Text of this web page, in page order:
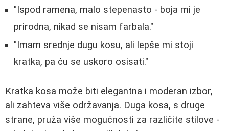
"Ispod ramena, malo stepenasto - boja mi je
prirodna, nikad se nisam farbala."
"Imam srednje dugu kosu, ali lepše mi stoji
kratka, pa ću se uskoro osisati."
Kratka kosa može biti elegantna i moderan izbor,
ali zahteva više održavanja. Duga kosa, s druge
strane, pruža više mogućnosti za različite stilove -